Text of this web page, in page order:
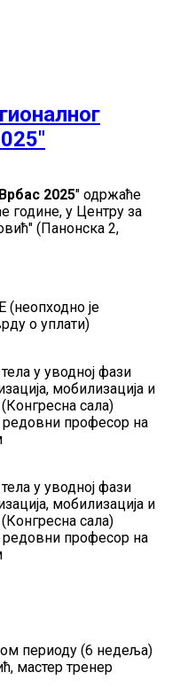
Врбас 2025" одржаће
године, у Центру за
(Панонска 2,
је
о уплати)
у уводној фази
мобилизација и
сала)
професор на
у уводној фази
мобилизација и
сала)
професор на
периоду (6 недеља)
мастер тренер